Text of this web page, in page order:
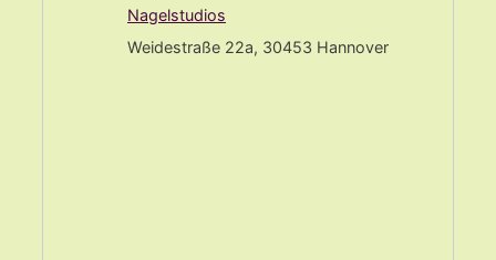
Nagelstudios
Weidestraße 22a, 30453 Hannover